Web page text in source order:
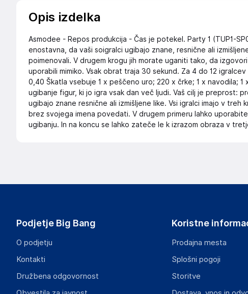
Opis izdelka
Asmodee - Repos produkcija - Čas je potekel. Party 1 (TUP1-
enostavna, da vaši soigralci ugibajo znane, resnične ali
poimenovali. V drugem krogu jih morate uganiti tako, da
uporabili mimiko. Vsak obrat traja 30 sekund. Za 4 do 12
0,40 Škatla vsebuje 1 x peščeno uro; 220 x črke; 1 x navodila;
ugibanje figur, ki jo igra vsak dan več ljudi. Vaš cilj je preprost:
ugibajo znane resnične ali izmišljene like. Vsi igralci imajo v treh
brez svojega imena povedati. V drugem primeru lahko
ugibanju. In na koncu se lahko zateče le k izrazom obraza v
Podjetje Big Bang
O podjetju
Kontakti
Družbena odgovornost
Koristne
Prodajna mesta
Splošni pogoji
Storitve